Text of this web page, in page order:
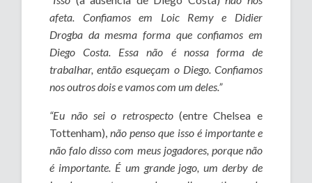
afeta. Confiamos em Loic Remy e Didier
Drogba da mesma forma que confiamos em
Diego Costa. Essa não é nossa forma de
trabalhar, então esqueçam o Diego. Confiamos
nos outros dois e vamos com um deles.”
“Eu não sei o retrospecto(entre Chelsea e
Tottenham), não penso que isso é importante e
não falo disso com meus jogadores, porque não
é importante. É um grande jogo, um derby de